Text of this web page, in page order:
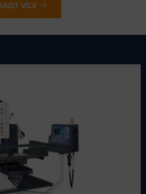
a možnost plného zakrytování
při otevřeném provedení lze
Na jedno upnutí obrobku lze
řídicí systém
a 32bitovou otevřenou
rozšiřování uživatelských cyklů
probíhá buď dialogově, s
pomocí ISO kódu. Výhodou je
a grafického modelování
VÍCE